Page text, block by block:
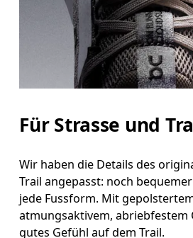
Für Strasse und
Wir haben die Details des
Trail angepasst: noch
jede Fussform. Mit
atmungsaktivem, abriebfestem
gutes Gefühl auf dem Trail.